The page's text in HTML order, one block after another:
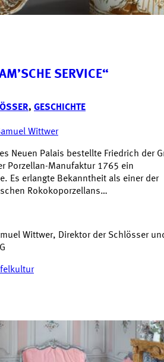
SERVICE“
, GESCHICHTE
Wittwer
Neuen Palais bestellte Friedrich der
Porzellan-Manufaktur 1765 ein
Es erlangte Bekanntheit als einer der
Rokokoporzellans…
Wittwer, Direktor der Schlösser